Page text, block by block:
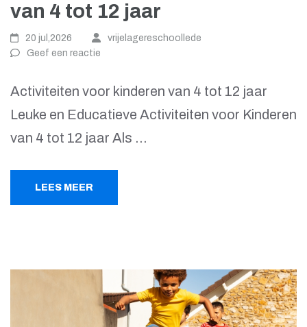
van 4 tot 12 jaar
20 jul,2026
vrijelagereschoollede
Geef een reactie
Activiteiten voor kinderen van 4 tot 12 jaar
Leuke en Educatieve Activiteiten voor Kinderen
van 4 tot 12 jaar Als …
LEES MEER